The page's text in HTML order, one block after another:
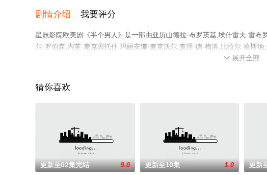
剧情介绍 我要评分
星辰影院欧美剧《半个男人》是一部由亚历山德拉·布罗茨基,埃什雷夫·雷布
尔·罗伯森,内芙·麦克因托什,玛丽安娜·麦克沃尔,查理·德·梅洛,比拉尔·哈斯
鲁斯,菲莉皮娜·维莱芝,斯图尔特·麦克奎里,桑迪·巴等演员精彩演绎的英国 /
 展开全部
猜你喜欢
更新至02集完结 9.0 更新至10集 1.0 更新